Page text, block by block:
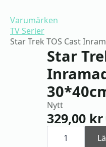
Varumärken
TV Serier
Star Trek TOS Cast
Star
Nytt
329,00 kr
Star